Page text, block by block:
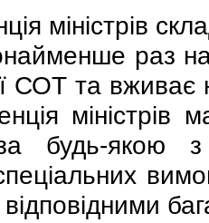
мiнiстрiв
раз
СОТ та вживає
мiнiстрiв
будь-якою з